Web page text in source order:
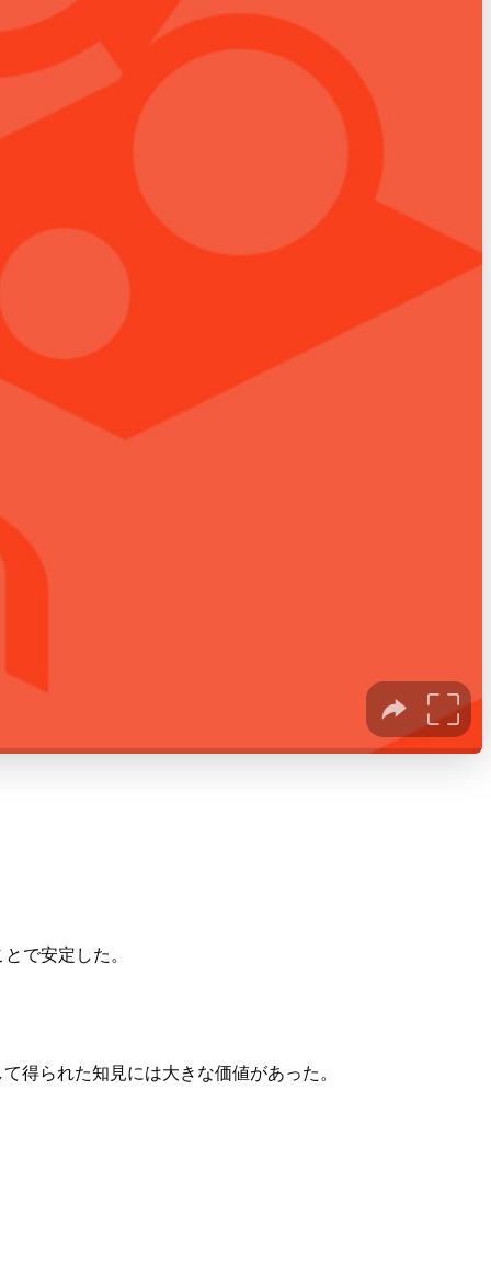
で安定した。
得られた知見には大きな価値があった。